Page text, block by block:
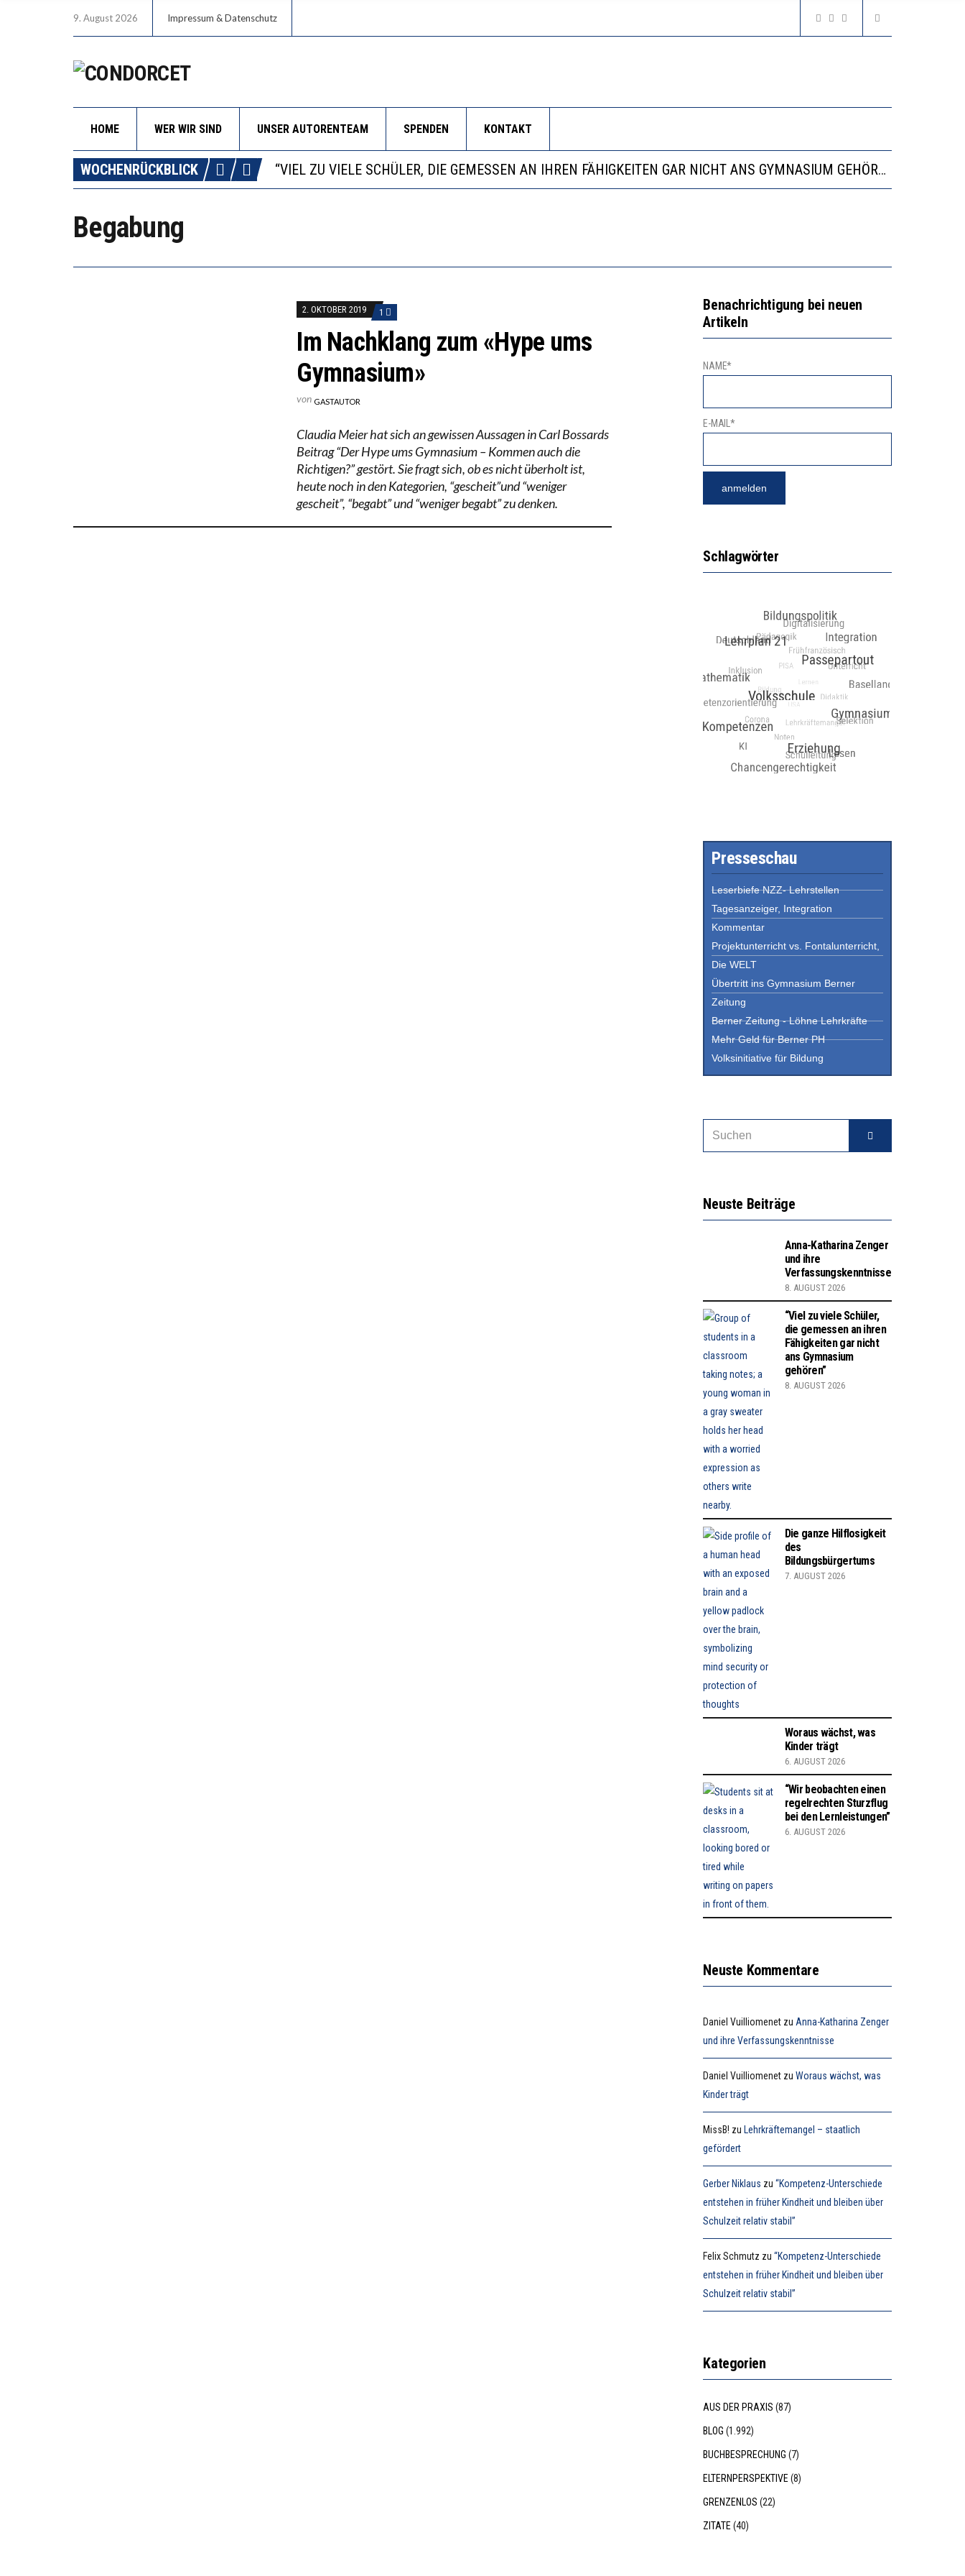
9. August 2026 Impressum & Datenschutz
HOME WER WIR SIND UNSER AUTORENTEAM SPENDEN KONTAKT
WOCHENRÜCKBLICK
“WIR BEOBACHTEN EINEN REGELRECHTEN STURZFLUG BEI DEN LERNLEISTUNGEN”
ANNA-KATHARINA ZENGER UND IHRE VERFASSUNGSKENNTNISSE
“VIEL ZU VIELE SCHÜLER, DIE GEMESSEN AN IHREN FÄHIGKEITEN GAR NICHT ANS GYMNASIUM GEHÖREN”
DIE GANZE HILFLOSIGKEIT DES BILDUNGSBÜRGERTUMS
Begabung
2. OKTOBER 2019 1
Im Nachklang zum «Hype ums
Gymnasium»
von GASTAUTOR
Claudia Meier hat sich an gewissen Aussagen in Carl Bossards
Beitrag “Der Hype ums Gymnasium – Kommen auch die
Richtigen?” gestört. Sie fragt sich, ob es nicht überholt ist,
heute noch in den Kategorien, “gescheit”und “weniger
gescheit”, “begabt” und “weniger begabt” zu denken.
Benachrichtigung bei neuen
Artikeln
NAME*
E-MAIL*
Schlagwörter
Presseschau
Leserbiefe NZZ- Lehrstellen
Tagesanzeiger, Integration
Kommentar
Projektunterricht vs. Fontalunterricht,
Die WELT
Übertritt ins Gymnasium Berner
Zeitung
Berner Zeitung - Löhne Lehrkräfte
Mehr Geld für Berner PH
Volksinitiative für Bildung
Neuste Beiträge
Anna-Katharina Zenger
und ihre
Verfassungskenntnisse
8. AUGUST 2026
“Viel zu viele Schüler,
die gemessen an ihren
Fähigkeiten gar nicht
ans Gymnasium
gehören”
8. AUGUST 2026
Die ganze Hilflosigkeit
des
Bildungsbürgertums
7. AUGUST 2026
Woraus wächst, was
Kinder trägt
6. AUGUST 2026
“Wir beobachten einen
regelrechten Sturzflug
bei den Lernleistungen”
6. AUGUST 2026
Neuste Kommentare
Daniel Vuilliomenet zuAnna-Katharina Zenger
und ihre Verfassungskenntnisse
Daniel Vuilliomenet zuWoraus wächst, was
Kinder trägt
MissB! zu Lehrkräftemangel – staatlich
gefördert
Gerber Niklaus zu“Kompetenz-Unterschiede
entstehen in früher Kindheit und bleiben über
Schulzeit relativ stabil”
Felix Schmutz zu“Kompetenz-Unterschiede
entstehen in früher Kindheit und bleiben über
Schulzeit relativ stabil”
Kategorien
AUS DER PRAXIS (87)
BLOG (1.992)
BUCHBESPRECHUNG (7)
ELTERNPERSPEKTIVE(8)
GRENZENLOS (22)
ZITATE(40)